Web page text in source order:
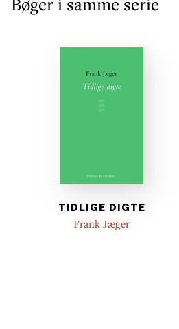
TIDLIGE DIGTE
Frank Jæger